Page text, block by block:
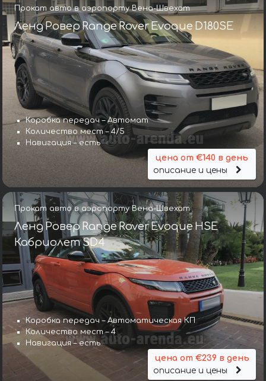
Прокат авто в аэропорту Вена-Швехат
Ленд Ровер Range Rover Evoque D180SE
Коробка передач – Автомат
Количество мест – 4/5
Навигация – есть
цена от €140 в день
описание и цены
Прокат авто в аэропорту Вена-Швехат
Ленд Ровер Range Rover Evoque HSE
Кабриолет SD4
Коробка передач – Автоматическая КП
Количество мест – 4
Навигация – есть
цена от €239 в день
описание и цены